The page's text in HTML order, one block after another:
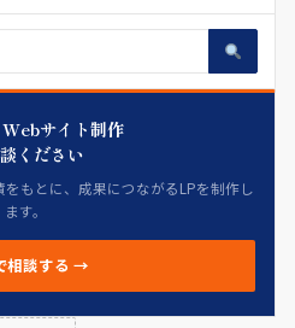
サイト制作
ください
をもとに、成果につながるLPを制作し
ます。
相談する →